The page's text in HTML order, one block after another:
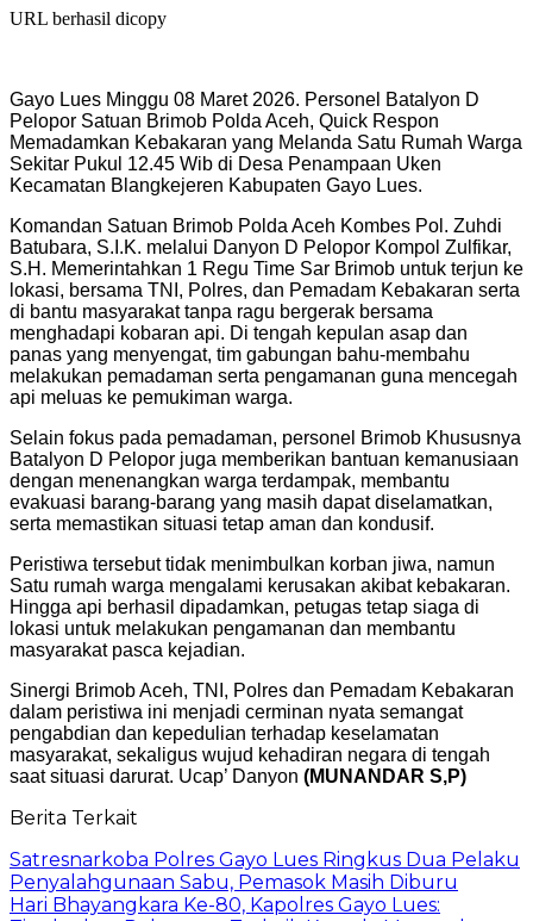
URL berhasil dicopy
Gayo Lues Minggu 08 Maret 2026. Personel Batalyon D
Pelopor Satuan Brimob Polda Aceh, Quick Respon
Memadamkan Kebakaran yang Melanda Satu Rumah Warga
Sekitar Pukul 12.45 Wib di Desa Penampaan Uken
Kecamatan Blangkejeren Kabupaten Gayo Lues.
Komandan Satuan Brimob Polda Aceh Kombes Pol. Zuhdi
Batubara, S.I.K. melalui Danyon D Pelopor Kompol Zulfikar,
S.H. Memerintahkan 1 Regu Time Sar Brimob untuk terjun ke
lokasi, bersama TNI, Polres, dan Pemadam Kebakaran serta
di bantu masyarakat tanpa ragu bergerak bersama
menghadapi kobaran api. Di tengah kepulan asap dan
panas yang menyengat, tim gabungan bahu-membahu
melakukan pemadaman serta pengamanan guna mencegah
api meluas ke pemukiman warga.
Selain fokus pada pemadaman, personel Brimob Khususnya
Batalyon D Pelopor juga memberikan bantuan kemanusiaan
dengan menenangkan warga terdampak, membantu
evakuasi barang-barang yang masih dapat diselamatkan,
serta memastikan situasi tetap aman dan kondusif.
Peristiwa tersebut tidak menimbulkan korban jiwa, namun
Satu rumah warga mengalami kerusakan akibat kebakaran.
Hingga api berhasil dipadamkan, petugas tetap siaga di
lokasi untuk melakukan pengamanan dan membantu
masyarakat pasca kejadian.
Sinergi Brimob Aceh, TNI, Polres dan Pemadam Kebakaran
dalam peristiwa ini menjadi cerminan nyata semangat
pengabdian dan kepedulian terhadap keselamatan
masyarakat, sekaligus wujud kehadiran negara di tengah
saat situasi darurat. Ucap’ Danyon (MUNANDAR S,P)
Berita Terkait
Satresnarkoba Polres Gayo Lues Ringkus Dua Pelaku
Penyalahgunaan Sabu, Pemasok Masih Diburu
Hari Bhayangkara Ke-80, Kapolres Gayo Lues: